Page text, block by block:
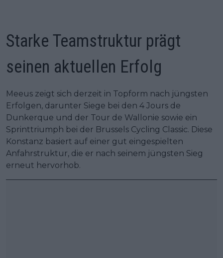
Starke Teamstruktur prägt
seinen aktuellen Erfolg
Meeus zeigt sich derzeit in Topform nach jüngsten
Erfolgen, darunter Siege bei den 4 Jours de
Dunkerque und der Tour de Wallonie sowie ein
Sprinttriumph bei der Brussels Cycling Classic. Diese
Konstanz basiert auf einer gut eingespielten
Anfahrstruktur, die er nach seinem jüngsten Sieg
erneut hervorhob.